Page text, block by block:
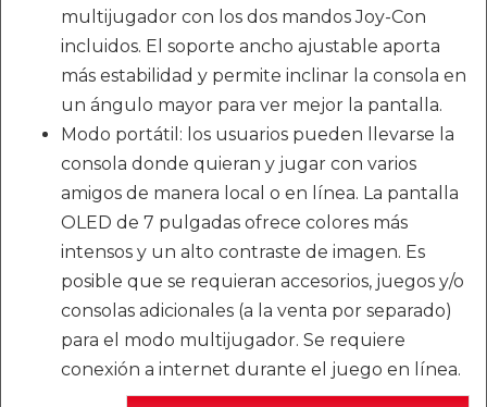
multijugador con los dos mandos Joy-Con
incluidos. El soporte ancho ajustable aporta
más estabilidad y permite inclinar la consola en
un ángulo mayor para ver mejor la pantalla.
Modo portátil: los usuarios pueden llevarse la
consola donde quieran y jugar con varios
amigos de manera local o en línea. La pantalla
OLED de 7 pulgadas ofrece colores más
intensos y un alto contraste de imagen. Es
posible que se requieran accesorios, juegos y/o
consolas adicionales (a la venta por separado)
para el modo multijugador. Se requiere
conexión a internet durante el juego en línea.